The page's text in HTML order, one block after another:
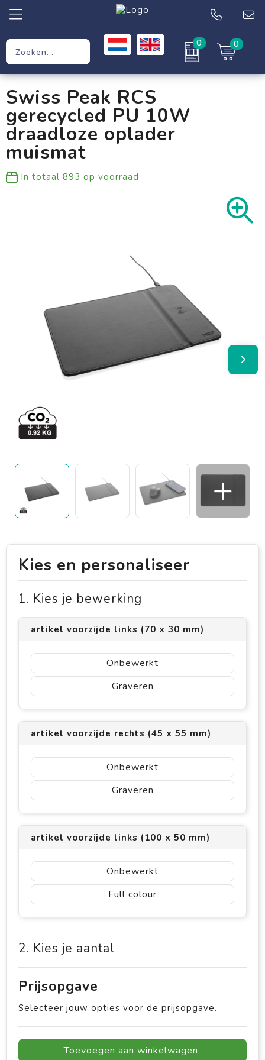
0 0
Werkkleding
Kleding
Tassen
Swiss Peak RCS
gerecycled PU 10W
draadloze oplader
muismat
In totaal 893 op voorraad
Kies en personaliseer
1. Kies je bewerking
artikel voorzijde links (70 x 30 mm)
Onbewerkt
Graveren
artikel voorzijde rechts (45 x 55 mm)
Onbewerkt
Graveren
artikel voorzijde links (100 x 50 mm)
Onbewerkt
Full colour
2. Kies je aantal
Prijsopgave
Selecteer jouw opties voor de prijsopgave.
Toevoegen aan winkelwagen